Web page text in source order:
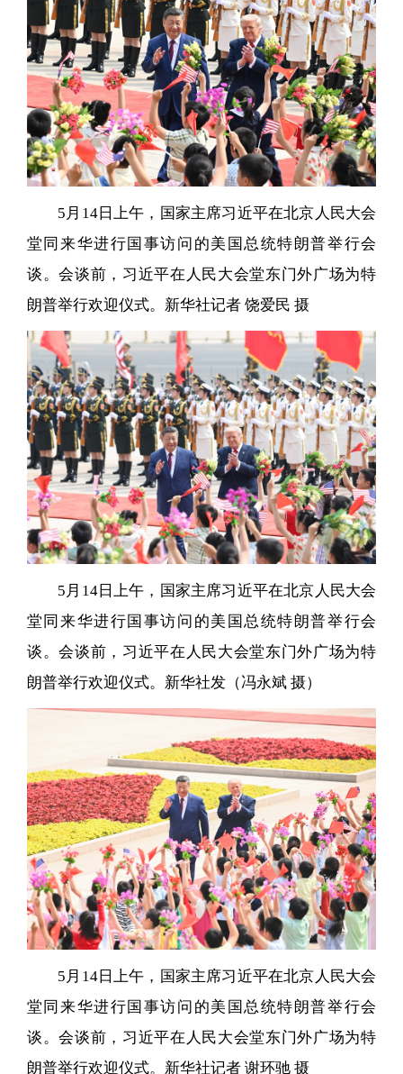
5月14日上午，国家主席习近平在北京人民大会
堂同来华进行国事访问的美国总统特朗普举行会
谈。会谈前，习近平在人民大会堂东门外广场为特
朗普举行欢迎仪式。新华社记者 饶爱民 摄
5月14日上午，国家主席习近平在北京人民大会
堂同来华进行国事访问的美国总统特朗普举行会
谈。会谈前，习近平在人民大会堂东门外广场为特
朗普举行欢迎仪式。新华社发（冯永斌 摄）
5月14日上午，国家主席习近平在北京人民大会
堂同来华进行国事访问的美国总统特朗普举行会
谈。会谈前，习近平在人民大会堂东门外广场为特
朗普举行欢迎仪式。新华社记者 谢环驰 摄